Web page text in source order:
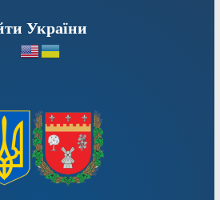
України